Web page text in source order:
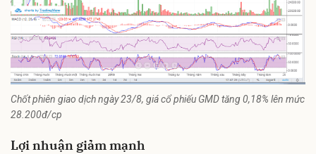
Chốt phiên giao dịch ngày 23/8, giá cổ phiếu GMD tăng 0,18% lên mức
28.200đ/cp
Lợi nhuận giảm mạnh